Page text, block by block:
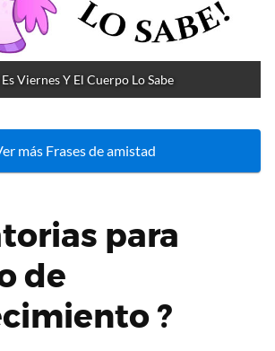
Viernes Y El Cuerpo Lo Sabe
más Frases de amistad
para
de
?